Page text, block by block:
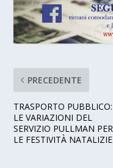
PRECEDENTE
TRASPORTO PUBBLICO:
LE VARIAZIONI DEL
SERVIZIO PULLMAN PER
LE FESTIVITÀ NATALIZIE